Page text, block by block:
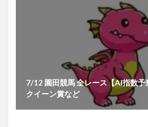
7/12 園田競馬 全レース【AI指数予
クイーン賞など